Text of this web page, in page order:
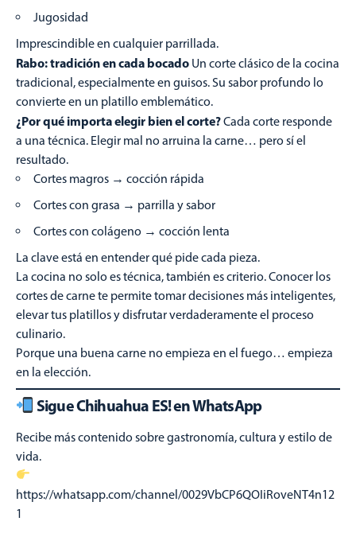
Jugosidad
Imprescindible en cualquier parrillada.
Rabo: tradición en cada bocado Un corte clásico de la cocina
tradicional, especialmente en guisos. Su sabor profundo lo
convierte en un platillo emblemático.
¿Por qué importa elegir bien el corte?Cada corte responde
a una técnica. Elegir mal no arruina la carne… pero sí el
resultado.
Cortes magros → cocción rápida
Cortes con grasa → parrilla y sabor
Cortes con colágeno → cocción lenta
La clave está en entender qué pide cada pieza.
La cocina no solo es técnica, también es criterio. Conocer los
cortes de carne te permite tomar decisiones más inteligentes,
elevar tus platillos y disfrutar verdaderamente el proceso
culinario.
Porque una buena carne no empieza en el fuego… empieza
en la elección.
Sigue Chihuahua ES! en WhatsApp
Recibe más contenido sobre gastronomía, cultura y estilo de
vida.
https://whatsapp.com/channel/0029VbCP6QOIiRoveNT4n12
1